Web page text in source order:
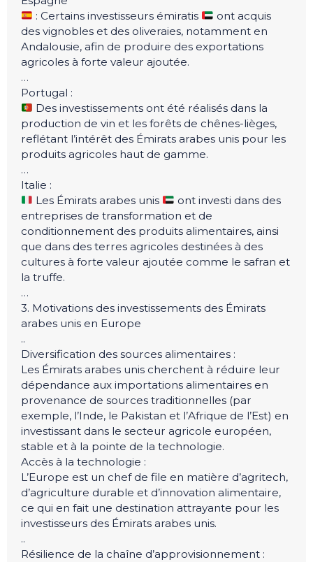
: Certains investisseurs émiratis
ont acquis
des vignobles et des oliveraies, notamment en
Andalousie, afin de produire des exportations
agricoles à forte valeur ajoutée.
…
Portugal :
Des investissements ont été réalisés dans la
production de vin et les forêts de chênes-lièges,
reflétant l’intérêt des Émirats arabes unis pour les
produits agricoles haut de gamme.
…
Italie :
Les Émirats arabes unis
ont investi dans des
entreprises de transformation et de
conditionnement des produits alimentaires, ainsi
que dans des terres agricoles destinées à des
cultures à forte valeur ajoutée comme le safran et
la truffe.
…
3. Motivations des investissements des Émirats
arabes unis en Europe
..
Diversification des sources alimentaires :
Les Émirats arabes unis cherchent à réduire leur
dépendance aux importations alimentaires en
provenance de sources traditionnelles (par
exemple, l’Inde, le Pakistan et l’Afrique de l’Est) en
investissant dans le secteur agricole européen,
stable et à la pointe de la technologie.
Accès à la technologie :
L’Europe est un chef de file en matière d’agritech,
d’agriculture durable et d’innovation alimentaire,
ce qui en fait une destination attrayante pour les
investisseurs des Émirats arabes unis.
..
Résilience de la chaîne d’approvisionnement :